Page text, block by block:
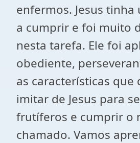
enfermos. Jesus tinha
a cumprir e foi muito
nesta tarefa. Ele foi
obediente,
as características que
imitar de Jesus para
frutíferos e cumprir o
chamado. Vamos